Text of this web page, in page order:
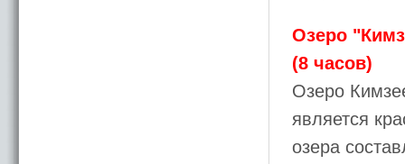
Озеро
(8 часов)
Озеро
является
озера